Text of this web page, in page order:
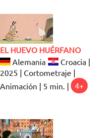
EL HUEVO HUÉRFANO
Alemania
Croacia |
2025 | Cortometraje |
Animación | 5 min. |
4+